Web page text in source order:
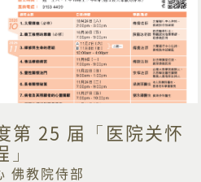
第 25 届「医院关怀
」
佛教院侍部